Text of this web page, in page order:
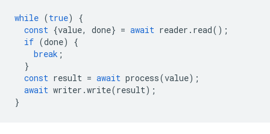
while (true)
{
const {value, done} = await reader . read();
if (done)
{
break ;
}
const result = await process(value);
await writer .write(result);
}